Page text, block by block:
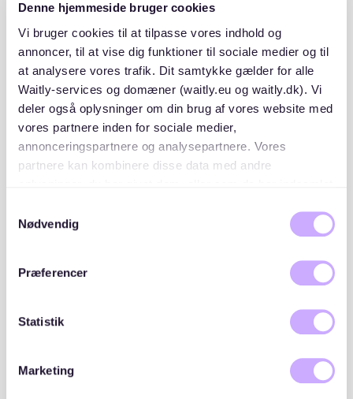
Denne hjemmeside bruger cookies
Vi bruger cookies til at tilpasse vores indhold og
annoncer, til at vise dig funktioner til sociale medier og til
at analysere vores trafik. Dit samtykke gælder for alle
Waitly-services og domæner (waitly.eu og waitly.dk). Vi
deler også oplysninger om din brug af vores website med
vores partnere inden for sociale medier,
annonceringspartnere og analysepartnere. Vores
partnere kan kombinere disse data med andre
cookies, hvis du fortsætter med at anvende vores
Nødvendig
Præferencer
Statistik
Marketing
fælles gasgrill til sommerens grillaftener. Derudover
har foreningen også et cykelværksted, et billard og
bordtennis rum, et fælleslokale som beboerne kan leje,
samt vaskeri og tørrerum.
Der er et godt naboskab i foreningen, man hjælper
hinanden, hilser og småsludrer med naboen. Det
mærkes at foreningen har eksisteret i mange år, og
der holdes fast i årlige traditioner som fastelavnsfest,
julebanko og sommerfest hvor der skrues helt op for
stemning. Foreningen har også en 37-timers vicevært
med kontor på adressen. På adressen findes også